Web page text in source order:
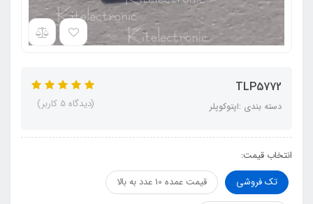
TLP5772
دسته بندی :اپتوکوپلر (دیدگاه 5 کاربر)
انتخاب قیمت:
تک فروشی
قیمت عمده 10 عدد به بالا